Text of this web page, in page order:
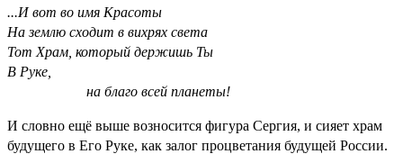
...И вот во имя Красоты
На землю сходит в вихрях света
Тот Храм, который держишь Ты
В Руке,
на благо всей планеты!
И словно ещё выше возносится фигура Сергия, и сияет храм
будущего в Его Руке, как залог процветания будущей России.